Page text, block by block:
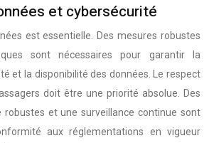
et cybersécurité
est essentielle. Des mesures robustes
sont nécessaires pour garantir la
et la disponibilité des données. Le respect
doit être une priorité absolue. Des
robustes et une surveillance continue sont
aux réglementations en vigueur